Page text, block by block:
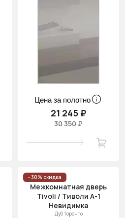
Цена за полотно
21 245 ₽
30 350 ₽
- 30% скидка
Межкомнатная дверь
Tivoli / Тиволи А-1
Невидимка
Дуб торонто